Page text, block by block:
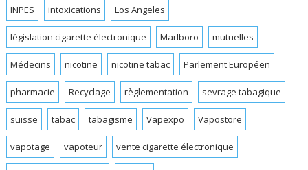
INPES intoxications Los Angeles
législation cigarette électronique Marlboro mutuelles
Médecins nicotine nicotine tabac Parlement Européen
pharmacie Recyclage règlementation sevrage tabagique
suisse tabac tabagisme Vapexpo Vapostore
vapotage vapoteur vente cigarette électronique